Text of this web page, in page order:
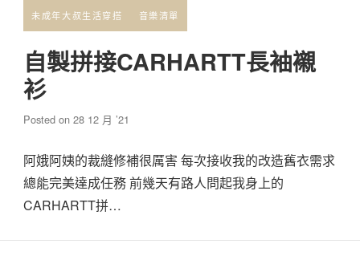
未成年大叔生活穿搭 音樂清單
自製拼接CARHARTT長袖襯
衫
Posted on28 12 月 ’21
阿娥阿姨的裁縫修補很厲害 每次接收我的改造舊衣需求
總能完美達成任務 前幾天有路人問起我身上的
CARHARTT拼…